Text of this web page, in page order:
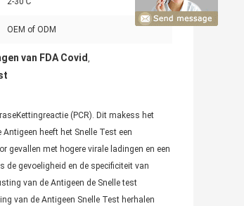
OEM of ODM
van FDA Covid,
(PCR). Dit makess het
heeft het Snelle Test een
gevallen met hogere virale ladingen en een
de gevoeligheid en de specificiteit van
van de Antigeen de Snelle test
van de Antigeen Snelle Test herhalen